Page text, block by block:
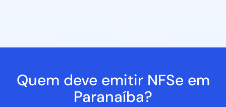
Quem deve emitir NFSe em
Paranaíba?